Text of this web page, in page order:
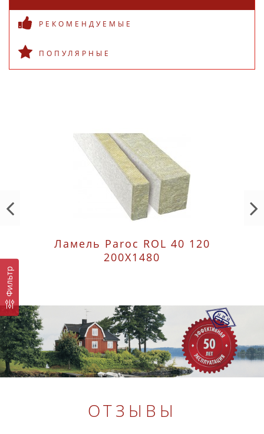
Фильтр
эксплуатации.
Скачать технологическую карту
РЕКОМЕНДУЕМЫЕ
ПОПУЛЯРНЫЕ
Ламель Paroc ROL 40 120
200X1480
ОТЗЫВЫ